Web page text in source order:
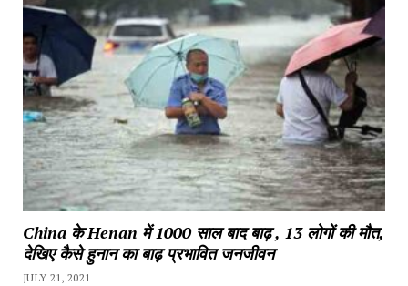
China के Henan में 1000 साल बाद बाढ़ , 13 लोगों की मौत,
देखिए कैसे हुनान का बाढ़ प्रभावित जनजीवन
JULY 21, 2021